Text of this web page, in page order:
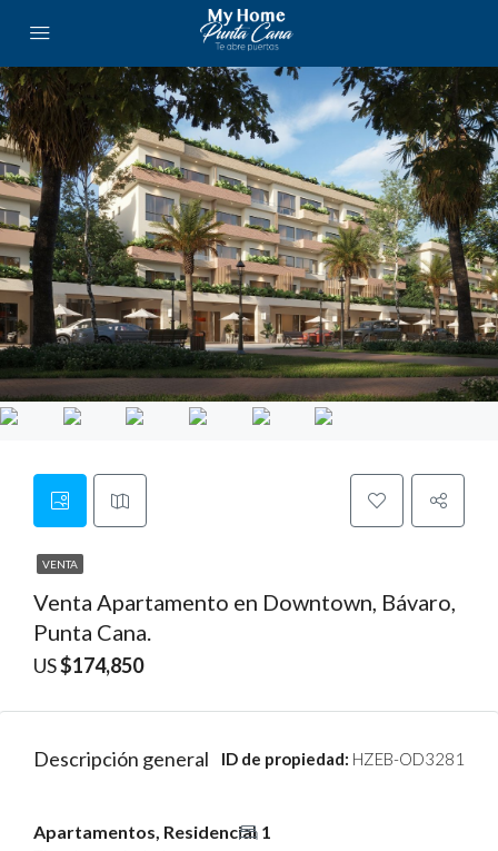
VENTA
Venta Apartamento en Downtown, Bávaro,
Punta Cana.
US$174,850
Descripción general ID de propiedad: HZEB-OD3281
Apartamentos, Residencial 1